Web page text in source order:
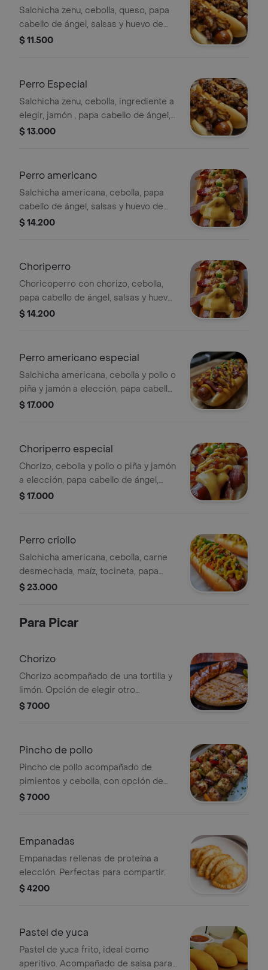
Salchicha zenu, cebolla, queso, papa
cabello de ángel, salsas y huevo de
codorniz.
$ 11.500
Perro Especial
Salchicha zenu, cebolla, ingrediente a
elegir, jamón , papa cabello de ángel,
salsas y huevo de codorniz.
$ 13.000
Perro americano
Salchicha americana, cebolla, papa
cabello de ángel, salsas y huevo de
codorniz.
$ 14.200
Choriperro
Choricoperro con chorizo, cebolla,
papa cabello de ángel, salsas y huevo
de codorniz.
$ 14.200
Perro americano especial
Salchicha americana, cebolla y pollo o
piña y jamón a elección, papa cabello
de ángel, salsas y huevo de codorniz.
$ 17.000
Choriperro especial
Chorizo, cebolla y pollo o piña y jamón
a elección, papa cabello de ángel,
salsas y huevo de codorniz.
$ 17.000
Perro criollo
Salchicha americana, cebolla, carne
desmechada, maíz, tocineta, papa
cabello de ángel, salsas y huevo de
$ 23.000
Para Picar
Chorizo
Chorizo acompañado de una tortilla y
limón. Opción de elegir otro
acompañamiento.
$ 7000
Pincho de pollo
Pincho de pollo acompañado de
pimientos y cebolla, con opción de
elegir acompañamiento adicional.
$ 7000
Empanadas
Empanadas rellenas de proteína a
elección. Perfectas para compartir.
$ 4200
Pastel de yuca
Pastel de yuca frito, ideal como
aperitivo. Acompañado de salsa para